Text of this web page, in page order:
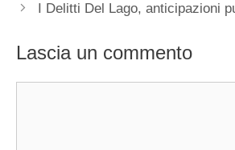
I Delitti Del Lago, anticipazioni
Lascia un commento